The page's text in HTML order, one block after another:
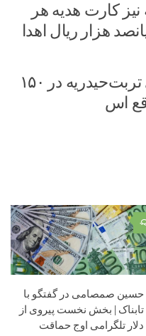
کارت هدیه هر
هزار ریال اهدا
شهرستان ۲۲۵ هزار نفری تربت‌حیدریه در ۱۵۰
اس
۰
حسین صمصامی در گفتگو با
تابناک | بخش نخست پیروی از
دلار تلگرامی اوج حماقت